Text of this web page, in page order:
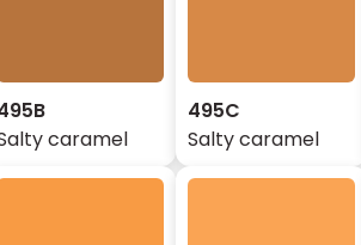
caramel
495C
Salty caramel